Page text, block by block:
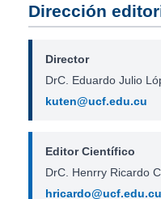
Dirección
Director
DrC. Eduardo Julio
kuten@ucf.edu.cu
Editor Científico
DrC. Henrry Ricardo
hricardo@ucf.edu.cu